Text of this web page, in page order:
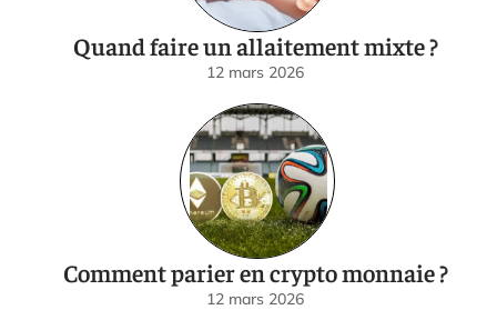
Quand faire un allaitement mixte ?
12 mars 2026
Comment parier en crypto monnaie ?
12 mars 2026